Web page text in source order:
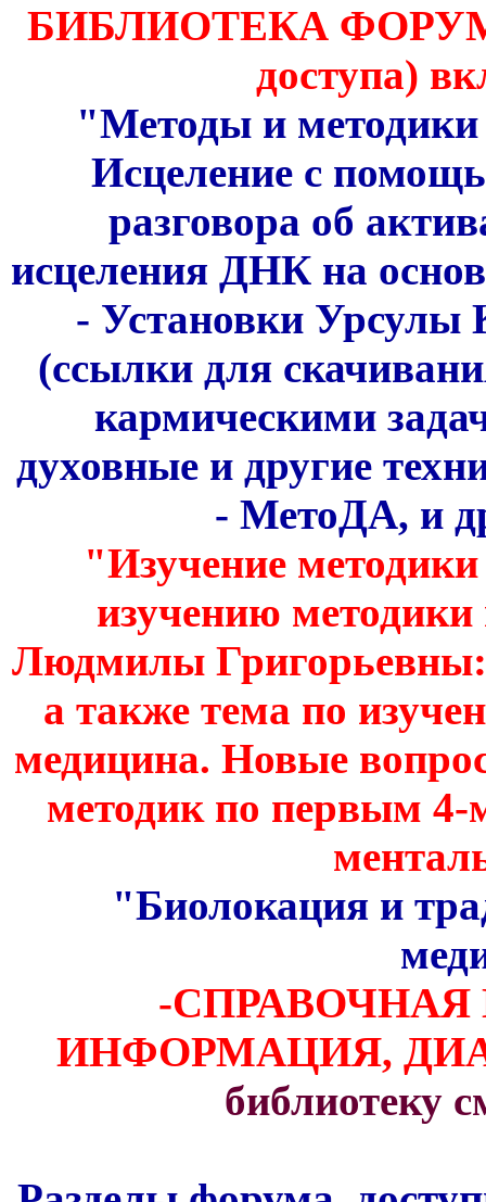
БИБЛИОТЕКА ФОРУМА
доступа)
"Методы и
Исцеление с
разговора об
исцеления ДНК на
- Установки Урсулы
(ссылки для
кармическими
духовные и другие
- МетоДА, и
"Изучение
изучению
Людмилы Григорьевны:
а также тема по
медицина. Новые
методик по первым
"Биолокация и
-
ИНФОРМАЦИЯ,
библиотеку